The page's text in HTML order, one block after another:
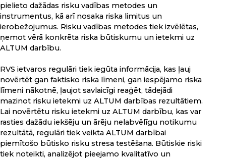
pielieto dažādas risku vadības metodes un
instrumentus, kā arī nosaka riska limitus un
ierobežojumus. Risku vadības metodes tiek izvēlētas,
ņemot vērā konkrēta riska būtiskumu un ietekmi uz
ALTUM darbību.
RVS ietvaros regulāri tiek iegūta informācija, kas ļauj
novērtēt gan faktisko riska līmeni, gan iespējamo riska
līmeni nākotnē, ļaujot savlaicīgi reaģēt, tādejādi
mazinot risku ietekmi uz ALTUM darbības rezultātiem.
Lai novērtētu risku ietekmi uz ALTUM darbību, kas var
rasties dažādu iekšēju un ārēju nelabvēlīgu notikumu
rezultātā, regulāri tiek veikta ALTUM darbībai
piemītošo būtisko risku stresa testēšana. Būtiskie riski
tiek noteikti, analizējot pieejamo kvalitatīvo un